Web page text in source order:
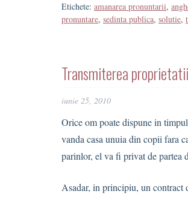
Etichete: amanarea pronuntarii,
pronuntare, sedinta publica, solutie,
Transmiterea
iunie 25, 2010
Orice om poate dispune in
vanda casa unuia din copii fara
parinlor, el va fi privat de partea
Asadar, in principiu, un contract